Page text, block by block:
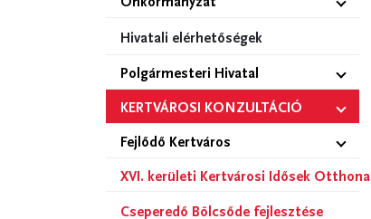
Hivatali elérhetőségek
Polgármesteri Hivatal
KERTVÁROSI KONZULTÁCIÓ
Fejlődő Kertváros
XVI. kerületi Kertvárosi Idősek Otthona
Cseperedő Bölcsőde fejlesztése